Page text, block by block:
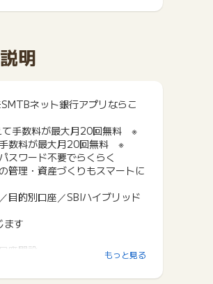
明
ネット銀行アプリならこ
て手数料が最大月20回無料 ※
手数料が最大月20回無料 ※
スワード不要でらくらく
管理・資産づくりもスマートに
目的別口座／SBIハイブリッド
ます
座開設
数料・金利水準でお客さまの生
す。
もっと見る